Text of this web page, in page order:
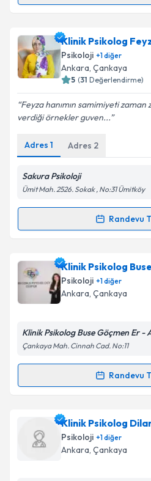
için bir takvim
bilgilendireceğiz.
E-posta Adresiniz
Metni 'ni okudum ve
Klinik Psikolog
Psikoloji +1diğer
Ankara, Çankaya
5 (31 Değerlendirme)
Feyza hanımın samimiyeti zaman
verdiği örnekler guven...
Adres 1 Adres 2
Sakura Psikoloji
Ümit Mah. 2526. Sokak , No:31 Ümitköy
Randevu
Randevu Takvimi
Klinik Psikolog Feyza
talebi oluşturun. Size bu
için bir takvim
bilgilendireceğiz.
Kişisel verilerimin
kapsamda işlenmesini
Takvim
Klinik Psikolog
Psikoloji +1diğer
Ankara, Çankaya
Klinik Psikolog Buse Göçmen Er -
Çankaya Mah. Cinnah Cad. No:11
Randevu
Randevu Takvimi
Klinik Psikolog Buse
takvimi talebi oluşturun. Size
almanız için bir takvim
bilgilendireceğiz.
Klinik Psikolog
Psikoloji +1diğer
Ankara, Çankaya